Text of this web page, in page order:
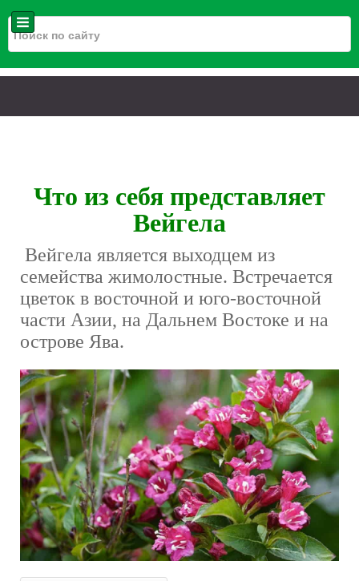
Что из себя представляет
Вейгела
Вейгела является выходцем из
семейства жимолостные. Встречается
цветок в восточной и юго-восточной
части Азии, на Дальнем Востоке и на
острове Ява.